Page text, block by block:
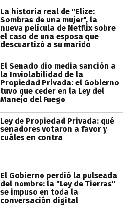
La historia real de "Elize:
Sombras de una mujer", la
nueva película de Netflix sobre
el caso de una esposa que
descuartizó a su marido
El Senado dio media sanción a
la Inviolabilidad de la
Propiedad Privada: el Gobierno
tuvo que ceder en la Ley del
Manejo del Fuego
Ley de Propiedad Privada: qué
senadores votaron a favor y
cuáles en contra
El Gobierno perdió la pulseada
del nombre: la "Ley de Tierras"
se impuso en toda la
conversación digital